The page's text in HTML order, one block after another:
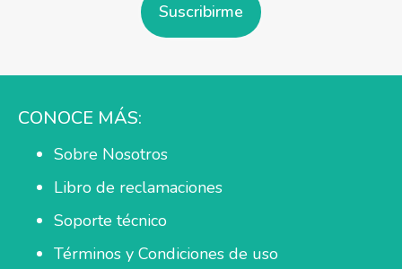
Suscribirme
CONOCE MÁS:
Sobre Nosotros
Libro de reclamaciones
Soporte técnico
Términos y Condiciones de uso